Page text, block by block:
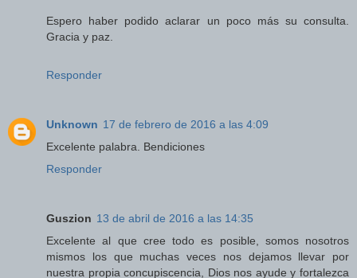
Espero haber podido aclarar un poco más su consulta.
Gracia y paz.
Responder
Unknown 17 de febrero de 2016 a las 4:09
Excelente palabra. Bendiciones
Responder
Guszion 13 de abril de 2016 a las 14:35
Excelente al que cree todo es posible, somos nosotros
mismos los que muchas veces nos dejamos llevar por
nuestra propia concupiscencia, Dios nos ayude y fortalezca